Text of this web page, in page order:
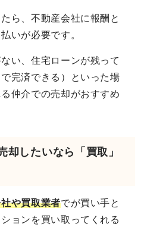
ら、不動産会社に報酬と
いが必要です。
い、住宅ローンが残って
完済できる）といった場
仲介での売却がおすすめ
却したいなら「買取」
や買取業者でが買い手と
ョンを買い取ってくれる